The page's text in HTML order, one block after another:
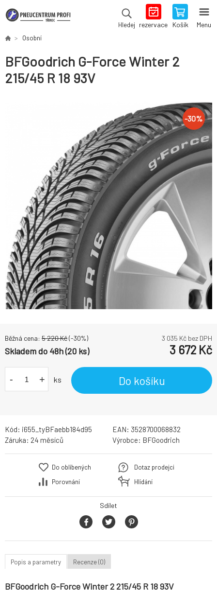
Hledej rezervace Košík Menu
Osobní
BFGoodrich G-Force Winter 2
215/45 R 18 93V
-30%
Běžná cena: 5 220Kč(-30%) 3 035 Kč bez DPH
Skladem do 48h (20 ks) 3 672 Kč
- + ks Do košíku
Kód: i655_tyBFaebb184d95 EAN: 3528700068832
Záruka: 24 měsíců Výrobce: BFGoodrich
Do oblíbených
Porovnání
Dotaz prodejci
Hlídání
Sdílet
Popis a parametry Recenze (0)
BFGoodrich G-Force Winter 2 215/45 R 18 93V